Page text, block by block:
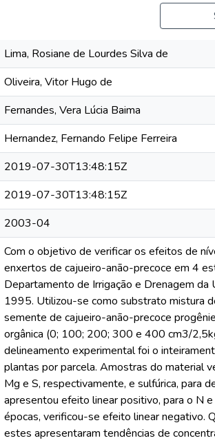
Lima, Rosiane de Lourdes Silva de
Oliveira, Vitor Hugo de
Fernandes, Vera Lúcia Baima
Hernandez, Fernando Felipe Ferreira
2019-07-30T13:48:15Z
2019-07-30T13:48:15Z
2003-04
Com o objetivo de verificar os efeitos de
enxertos de cajueiro-anão-precoce em 4
Departamento de Irrigação e Drenagem da
1995. Utilizou-se como substrato mistura
semente de cajueiro-anão-precoce
orgânica (0; 100; 200; 300 e 400 cm3/
delineamento experimental foi o
plantas por parcela. Amostras do material
Mg e S, respectivamente, e sulfúrica, para
apresentou efeito linear positivo, para o N
épocas, verificou-se efeito linear negativo.
estes apresentaram tendências de